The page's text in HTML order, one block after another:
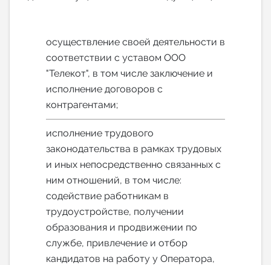
осуществление своей деятельности в
соответствии с уставом ООО
"Телекот", в том числе заключение и
исполнение договоров с
контрагентами;
исполнение трудового
законодательства в рамках трудовых
и иных непосредственно связанных с
ним отношений, в том числе:
содействие работникам в
трудоустройстве, получении
образования и продвижении по
службе, привлечение и отбор
кандидатов на работу у Оператора,